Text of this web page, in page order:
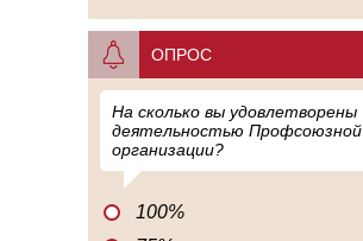
ОПРОС
На сколько вы удовлетворены
деятельностью Профсоюзной
организации?
100%